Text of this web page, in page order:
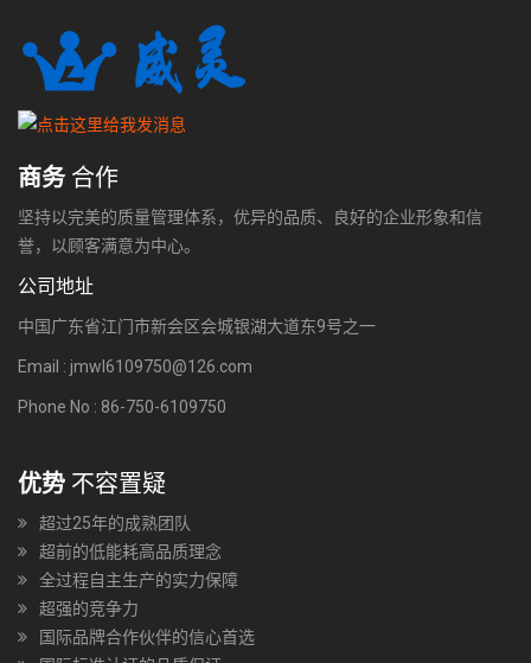
商务合作
坚持以完美的质量管理体系，优异的品质、良好的企业形象和信
誉，以顾客满意为中心。
公司地址
中国广东省江门市新会区会城银湖大道东9号之一
Email : jmwl6109750@126.com
Phone No : 86-750-6109750
优势 不容置疑
超过25年的成熟团队
超前的低能耗高品质理念
全过程自主生产的实力保障
超强的竞争力
国际品牌合作伙伴的信心首选